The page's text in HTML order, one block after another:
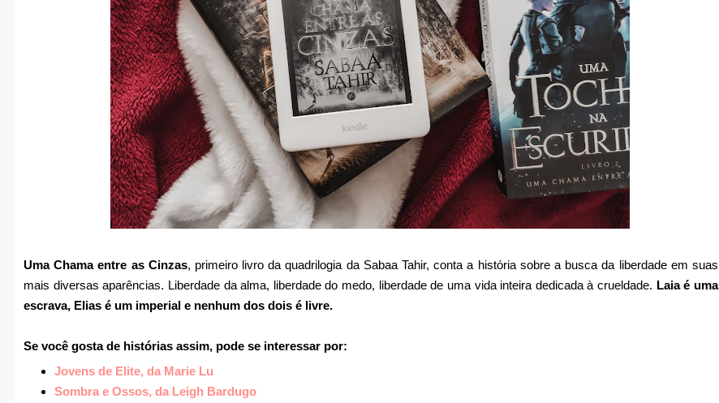
Uma Chama entre as Cinzas, primeiro livro da quadrilogia da Sabaa Tahir, conta a história sobre a busca da liberdade em suas
mais diversas aparências. Liberdade da alma, liberdade do medo, liberdade de uma vida inteira dedicada à crueldade. Laia é uma
escrava, Elias é um imperial e nenhum dos dois é livre.
Se você gosta de histórias assim, pode se interessar por:
Jovens de Elite, da Marie Lu
Sombra e Ossos, da Leigh Bardugo